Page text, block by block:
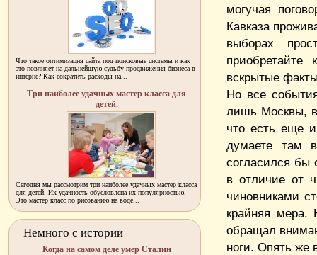
могучая
Кавказа
выборах
вскрытые
Но все
лишь Москвы,
что есть еще
думаете там
согласился бы
в отличие от
чиновниками
крайняя мера.
обращал
ноги. Опять же
Что такое оптимизация сайта под поисковые системы и как
это повлияет на дальнейшую судьбу продвижения бизнеса в
интерне? Как сократить расходы на...
Три наиболее удачных мастер класса для
детей.
Сегодня мы рассмотрим три наиболее удачных мастер класса
для детей. Их удачность обусловлена их популярностью.
Это мастер класс по рисованию на воде...
Немного с истории
Когда на самом деле умер Сталин